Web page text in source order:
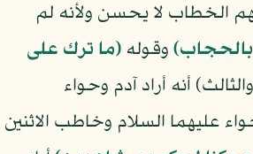
الخطاب لا يحسن ولأنه لم
وقوله ﴿ما ترك على
أنه أراد آدم وحواء
عليهما السلام وخاطب الاثنين